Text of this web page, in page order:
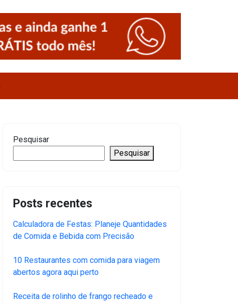
Pesquisar
Pesquisar
Posts recentes
Calculadora de Festas: Planeje Quantidades
de Comida e Bebida com Precisão
10 Restaurantes com comida para viagem
abertos agora aqui perto
Receita de rolinho de frango recheado e